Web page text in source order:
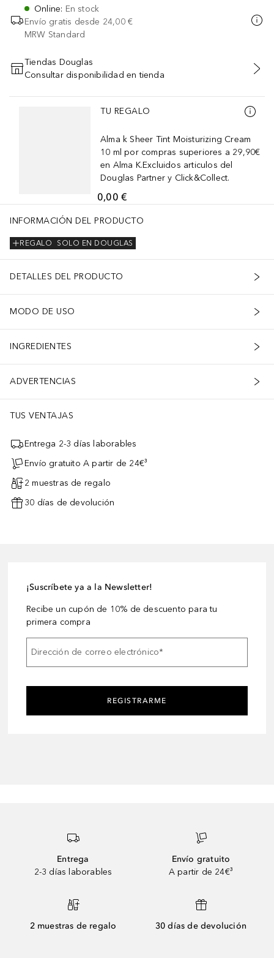
Online: En stock
Envío gratis desde 24,00 €
MRW Standard
AÑADIR AL CARRITO
Tiendas Douglas
Consultar disponibilidad en tienda
Saltar Deslizador
TU REGALO
Alma k Sheer Tint Moisturizing Cream
10 ml por compras superiores a 29,90€
en Alma K.Excluidos articulos del
Douglas Partner y Click&Collect.
0,00 €
INFORMACIÓN DEL PRODUCTO
SOLO EN DOUGLAS
REGALO
DETALLES DEL PRODUCTO
MODO DE USO
INGREDIENTES
ADVERTENCIAS
TUS VENTAJAS
Entrega 2-3 días laborables
Envío gratuito A partir de 24€³
2 muestras de regalo
30 días de devolución
¡Suscríbete ya a la Newsletter!
Recibe un cupón de 10% de descuento para tu
primera compra
Dirección de correo electrónico*
REGISTRARME
Entrega
2-3 días laborables
Envío gratuito
A partir de 24€³
2 muestras de regalo 30 días de devolución